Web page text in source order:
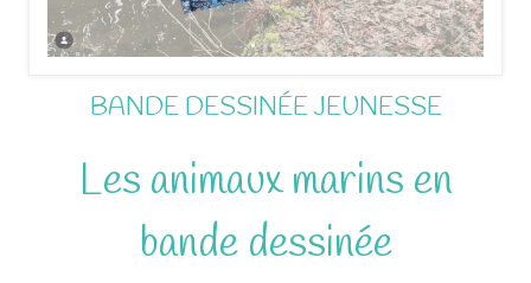
BANDE DESSINÉE JEUNESSE
Les animaux marins en
bande dessinée